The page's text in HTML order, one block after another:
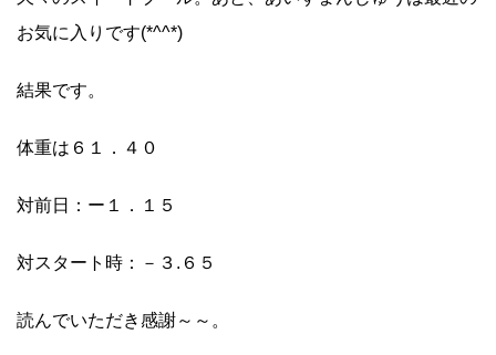
お気に入りです(*^^*)
結果です。
体重は６１．４０
対前日：ー１．１５
対スタート時：－３.６５
読んでいただき感謝～～。